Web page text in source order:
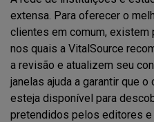
extensa. Para oferecer o
clientes em comum, existem
nos quais a VitalSource
a revisão e atualizem seu
janelas ajuda a garantir que
esteja disponível para
pretendidos pelos editores